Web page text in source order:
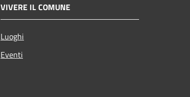
VIVERE IL COMUNE
Luoghi
Eventi